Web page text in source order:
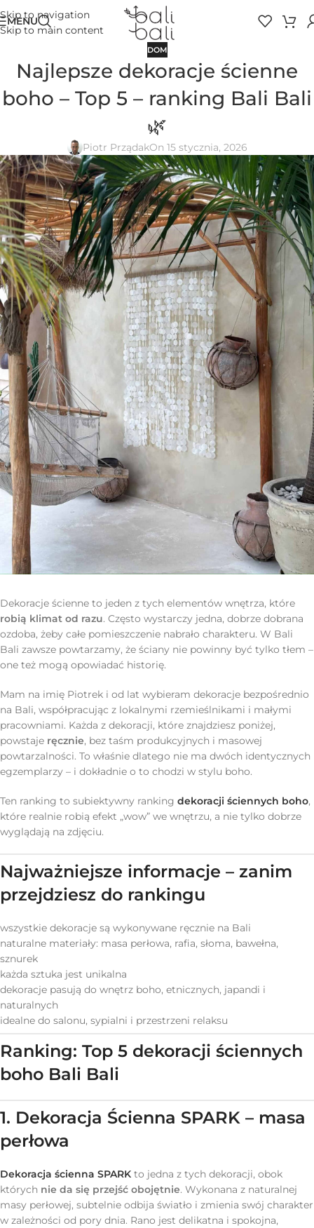
Skip to navigation
Skip to main content
MENU
DOM
Najlepsze dekoracje ścienne
boho – Top 5 – ranking Bali Bali
🌿
Piotr PrządakOn 15 stycznia, 2026
Dekoracje ścienne to jeden z tych elementów wnętrza, które
robią klimat od razu. Często wystarczy jedna, dobrze dobrana
ozdoba, żeby całe pomieszczenie nabrało charakteru. W Bali
Bali zawsze powtarzamy, że ściany nie powinny być tylko tłem –
one też mogą opowiadać historię.
Mam na imię Piotrek i od lat wybieram dekoracje bezpośrednio
na Bali, współpracując z lokalnymi rzemieślnikami i małymi
pracowniami. Każda z dekoracji, które znajdziesz poniżej,
powstaje ręcznie, bez taśm produkcyjnych i masowej
powtarzalności. To właśnie dlatego nie ma dwóch identycznych
egzemplarzy – i dokładnie o to chodzi w stylu boho.
Ten ranking to subiektywny ranking dekoracji ściennych boho,
które realnie robią efekt „wow” we wnętrzu, a nie tylko dobrze
wyglądają na zdjęciu.
Najważniejsze informacje – zanim
przejdziesz do rankingu
wszystkie dekoracje są wykonywane ręcznie na Bali
naturalne materiały: masa perłowa, rafia, słoma, bawełna,
sznurek
każda sztuka jest unikalna
dekoracje pasują do wnętrz boho, etnicznych, japandi i
naturalnych
idealne do salonu, sypialni i przestrzeni relaksu
Ranking: Top 5 dekoracji ściennych
boho Bali Bali
1. Dekoracja Ścienna SPARK – masa
perłowa
Dekoracja ścienna SPARK to jedna z tych dekoracji, obok
których nie da się przejść obojętnie. Wykonana z naturalnej
masy perłowej, subtelnie odbija światło i zmienia swój charakter
w zależności od pory dnia. Rano jest delikatna i spokojna,